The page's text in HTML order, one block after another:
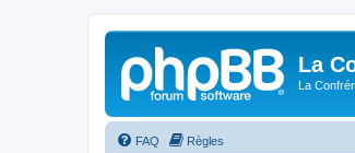
La
La
FAQ Règles